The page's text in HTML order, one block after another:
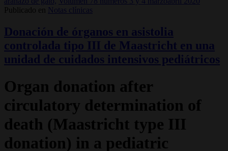
Publicado en
Notas clínicas
Donación de órganos en asistolia
controlada tipo III de Maastricht en una
unidad de cuidados intensivos pediátricos
Organ donation after
circulatory determination of
death (Maastricht type III
donation) in a pediatric